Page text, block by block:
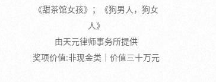
《甜茶馆女孩》；《狗男人，狗女
人》
由天元律师事务所提供
奖项价值:非现金类｜价值三十万元